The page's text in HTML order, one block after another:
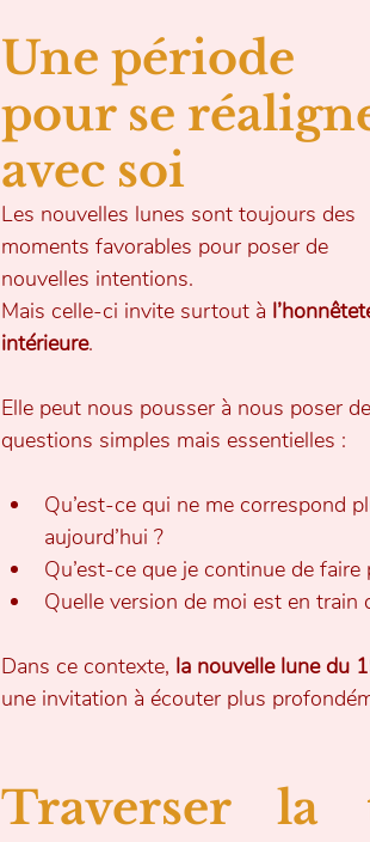
Une période
pour se
avec soi
Les nouvelles lunes sont toujours des
moments favorables pour poser de
nouvelles intentions.
Mais celle-ci invite surtout à
intérieure.
Elle peut nous pousser à nous poser
questions simples mais essentielles :
Qu’est-ce qui ne me correspond
aujourd’hui ?
Qu’est-ce que je continue de faire
Quelle version de moi est en train
Dans ce contexte, la nouvelle lune du
une invitation à écouter plus
Traverser la